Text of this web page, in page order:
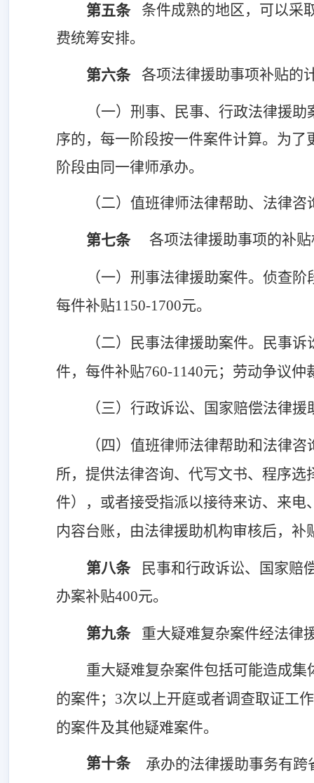
第五条
条件成熟的地区，可以采
费统筹安排。
第六条 各项法律援助事项补贴的
（一）刑事、民事、行政法律援
序的，每一阶段按一件案件计算。为
阶段由同一律师承办。
（二）值班律师法律帮助、法律
第七条 各项法律援助事项的补
（一）刑事法律援助案件。侦查
每件补贴1150-1700元。
（二）民事法律援助案件。民事
件，每件补贴760-1140元；劳动争议
（三）行政诉讼、国家赔偿法律
（四）值班律师法律帮助和法律
所，提供法律咨询、代写文书、程序
件），或者接受指派以接待来访、来
内容台账，由法律援助机构审核后，补
第八条
民事和行政诉讼、国家赔
办案补贴400元。
第九条 重大疑难复杂案件经法律
重大疑难复杂案件包括可能造成
的案件； 3次以上开庭或者调查取证工
的案件及其他疑难案件。
第十条 承办的法律援助事务有